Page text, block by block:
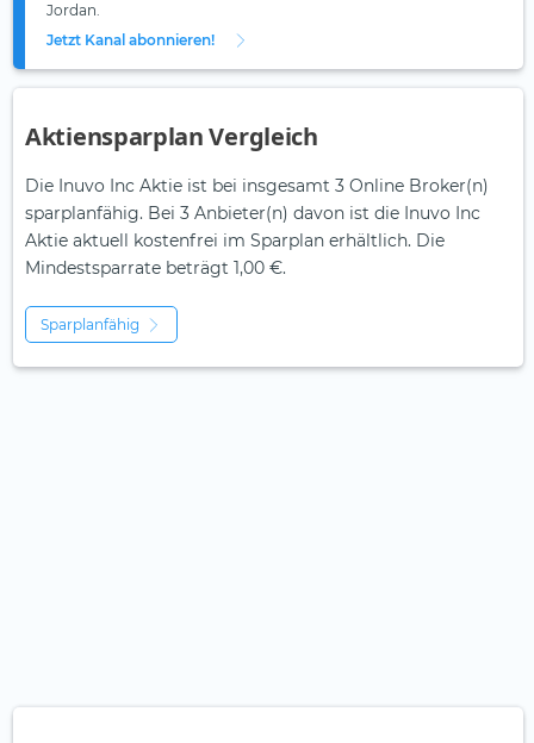
Jordan.
Jetzt Kanal abonnieren!
Aktiensparplan Vergleich
Die Inuvo Inc Aktie ist bei insgesamt 3 Online Broker(n)
sparplanfähig. Bei 3 Anbieter(n) davon ist die Inuvo Inc
Aktie aktuell kostenfrei im Sparplan erhältlich. Die
Mindestsparrate beträgt 1,00 €.
Sparplanfähig